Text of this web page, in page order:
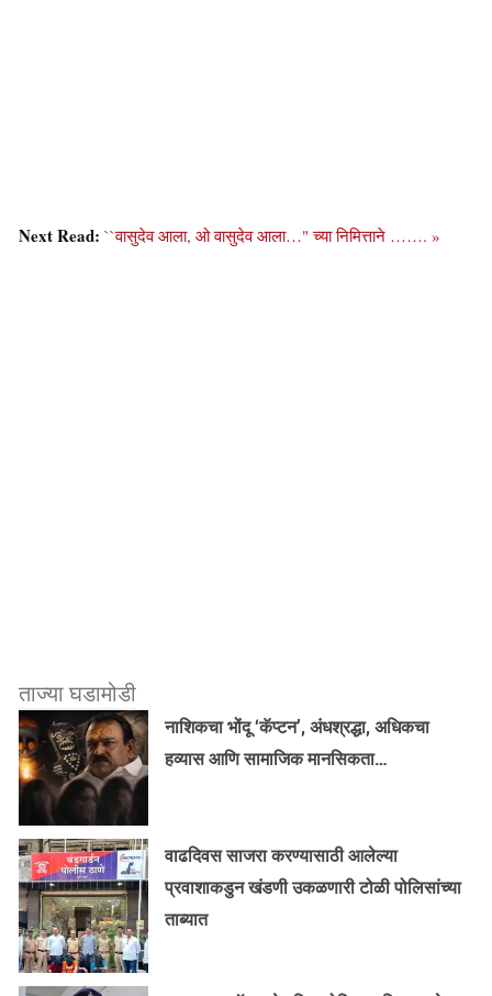
Next Read: ``वासुदेव आला, ओ वासुदेव आला…" च्या निमित्ताने ……. »
ताज्या घडामोडी
नाशिकचा भोंदू ‘कॅप्टन’, अंधश्रद्धा, अधिकचा
हव्यास आणि सामाजिक मानसिकता…
वाढदिवस साजरा करण्यासाठी आलेल्या
प्रवाशाकडुन खंडणी उकळणारी टोळी पोलिसांच्या
ताब्यात